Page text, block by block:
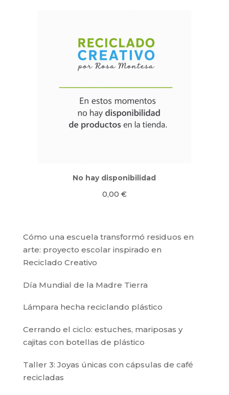
No hay disponibilidad
0,00 €
Cómo una escuela transformó residuos en
arte: proyecto escolar inspirado en
Reciclado Creativo
Día Mundial de la Madre Tierra
Lámpara hecha reciclando plástico
Cerrando el ciclo: estuches, mariposas y
cajitas con botellas de plástico
Taller 3: Joyas únicas con cápsulas de café
recicladas